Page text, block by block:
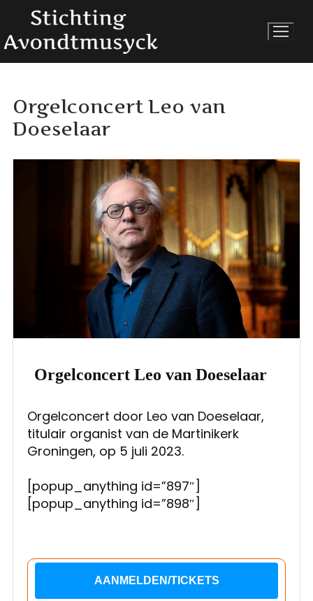
de
Orgelconcert Leo van
Doeselaar
Orgelconcert Leo van Doeselaar
Orgelconcert door Leo van Doeselaar,
titulair organist van de Martinikerk
Groningen, op 5 juli 2023.
[popup_anything id=”897″]
[popup_anything id=”898″]
AANMELDEN/TICKETS